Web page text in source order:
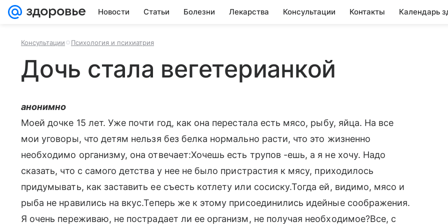
Новости Статьи Болезни Лекарства Консультации Контакты Календарь
Консультации Психология и психиатрия
Дочь стала вегетерианкой
анонимно
Моей дочке 15 лет. Уже почти год, как она перестала есть мясо, рыбу, яйца. На все
мои уговоры, что детям нельзя без белка нормально расти, что это жизненно
необходимо организму, она отвечает:Хочешь есть трупов -ешь, а я не хочу. Надо
сказать, что с самого детства у нее не было пристрастия к мясу, приходилось
придумывать, как заставить ее съесть котлету или сосиску.Тогда ей, видимо, мясо и
рыба не нравились на вкус.Теперь же к этому присоединились идейные соображения.
Я очень переживаю, не пострадает ли ее организм, не получая необходимое?Все, с